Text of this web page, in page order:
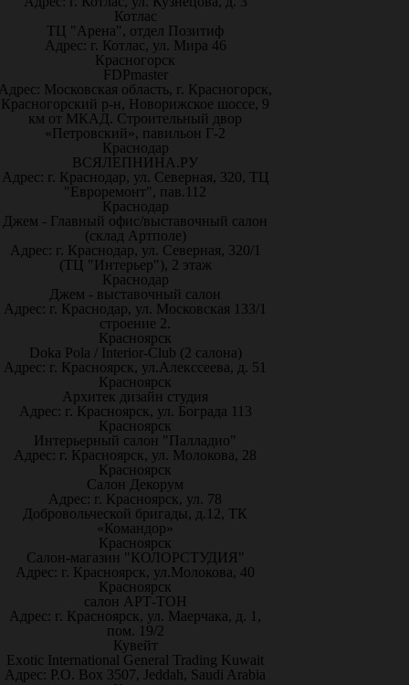
Котлас
ТЦ "Арена", отдел Позитиф
Адрес: г. Котлас, ул. Мира 46
Красногорск
FDPmaster
Московская область, г. Красногорск,
Красногорский р-н, Новорижское шоссе, 9
км от МКАД. Строительный двор
«Петровский», павильон Г-2
Краснодар
ВСЯЛЕПНИНА.РУ
Адрес: г. Краснодар, ул. Северная, 320, ТЦ
"Евроремонт", пав.112
Краснодар
Джем - Главный офис/выставочный салон
(склад Артполе)
Адрес: г. Краснодар, ул. Северная, 320/1
(ТЦ "Интерьер"), 2 этаж
Краснодар
Джем - выставочный салон
Адрес: г. Краснодар, ул. Московская 133/1
строение 2.
Красноярск
Doka Pola / Interior-Club (2 салона)
Адрес: г. Красноярск, ул.Алекссеева, д. 51
Красноярск
Архитек дизайн студия
Адрес: г. Красноярск, ул. Бограда 113
Красноярск
Интерьерный салон "Палладио"
Адрес: г. Красноярск, ул. Молокова, 28
Красноярск
Салон Декорум
Адрес: г. Красноярск, ул. 78
Добровольческой бригады, д.12, ТК
«Командор»
Красноярск
Салон-магазин "КОЛОРСТУДИЯ"
Адрес: г. Красноярск, ул.Молокова, 40
Красноярск
салон АРТ-ТОН
Адрес: г. Красноярск, ул. Маерчака, д. 1,
пом. 19/2
Кувейт
Exotic International General Trading Kuwait
Адрес: P.O. Box 3507, Jeddah, Saudi Arabia